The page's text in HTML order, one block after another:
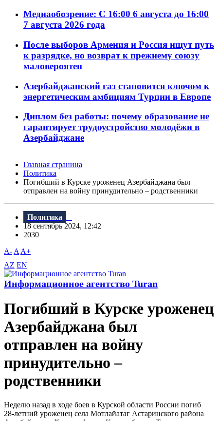
Медиаобозрение: С 16:00 6 августа до 16:00
7 августа 2026 года
После выборов Армения и Россия ищут путь
к разрядке, но возврат к прежнему союзу
маловероятен
Азербайджанский газ становится ключом к
энергетическим амбициям Турции в Европе
Диплом без работы: почему образование не
гарантирует трудоустройство молодёжи в
Азербайджане
Главная страница
Политика
Погибший в Курске уроженец Азербайджана был
отправлен на войну принудительно – родственники
Политика
18 сентябрь 2024, 12:42
2030
A- A A+
AZ EN
Информационное агентство Turan
Погибший в Курске уроженец
Азербайджана был
отправлен на войну
принудительно –
родственники
Неделю назад в ходе боев в Курской области России погиб
28-летний уроженец села Мотлайатаг Астаринского района